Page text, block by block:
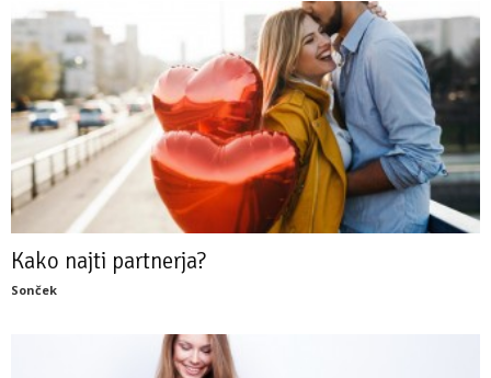
Kako najti partnerja?
Sonček